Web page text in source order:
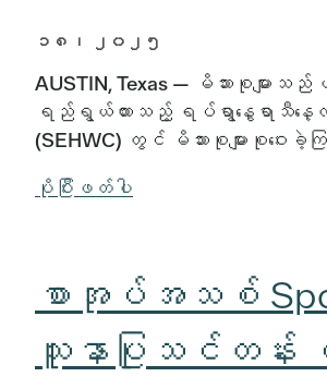
၁၈၊ ၂၀၂၅
AUSTIN, Texas — မိသားစုမျာ
ရည်ရွယ်ထားသည့် ရပ်ရွာနွေရာသီနေ့လ
(SEHWC) တွင် မိသားစုများစုဝေး
ပိုပြီးဖတ်ပါ
စာအုပ်အသစ်
သူနာပြုသင်တန်